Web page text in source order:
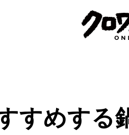
すめする